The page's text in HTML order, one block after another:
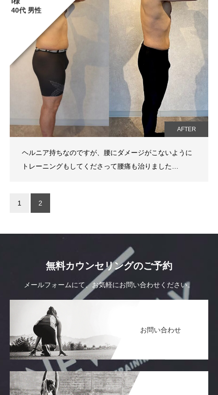
40代 男性
AFTER
ヘルニア持ちなのですが、腰にダメージがこないように
トレーニングもしてくださって腰痛も治りました…
1 2
無料カウンセリングのご予約
メールフォームにて、お気軽にお問い合わせください。
お問い合わせ